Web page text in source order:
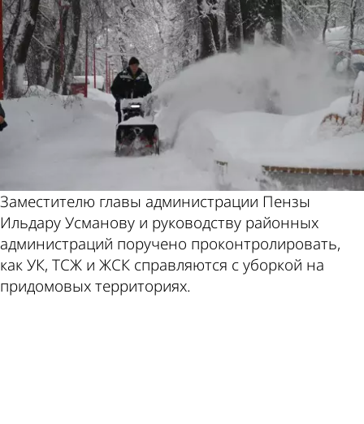
Заместителю главы администрации Пензы
Ильдару Усманову и руководству районных
администраций поручено проконтролировать,
как УК, ТСЖ и ЖСК справляются с уборкой на
придомовых территориях.